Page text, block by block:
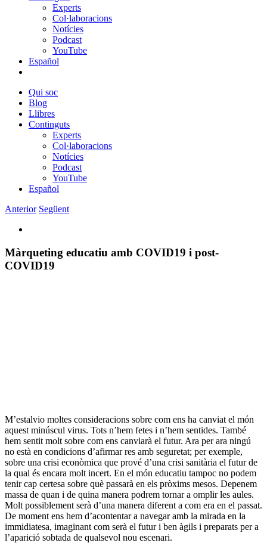
Experts
Col·laboracions
Notícies
Podcast
YouTube
Español
Qui soc
Blog
Llibres
Continguts
Experts
Col·laboracions
Notícies
Podcast
YouTube
Español
Anterior Següent
Image
Màrqueting educatiu amb COVID19 i post-
COVID19
M’estalvio moltes consideracions sobre com ens ha canviat el món
aquest minúscul virus. Tots n’hem fetes i n’hem sentides. També
hem sentit molt sobre com ens canviarà el futur. Ara per ara ningú
no està en condicions d’afirmar res amb seguretat; per exemple,
sobre una crisi econòmica que prové d’una crisi sanitària el futur de
la qual és encara molt incert. En el món educatiu tampoc no podem
tenir cap certesa sobre què passarà en els pròxims mesos. Depenem
massa de quan i de quina manera podrem tornar a omplir les aules.
Molt possiblement serà d’una manera diferent a com era en el passat.
De moment ens hem d’acontentar a navegar amb la mirada en la
immidiatesa, imaginant com serà el futur i ben àgils i preparats per a
l’aparició sobtada de qualsevol nou escenari.